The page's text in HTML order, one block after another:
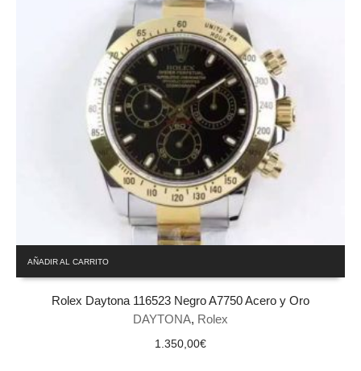
AÑADIR AL CARRITO
Rolex Daytona 116523 Negro A7750 Acero y Oro
DAYTONA, Rolex
1.350,00€